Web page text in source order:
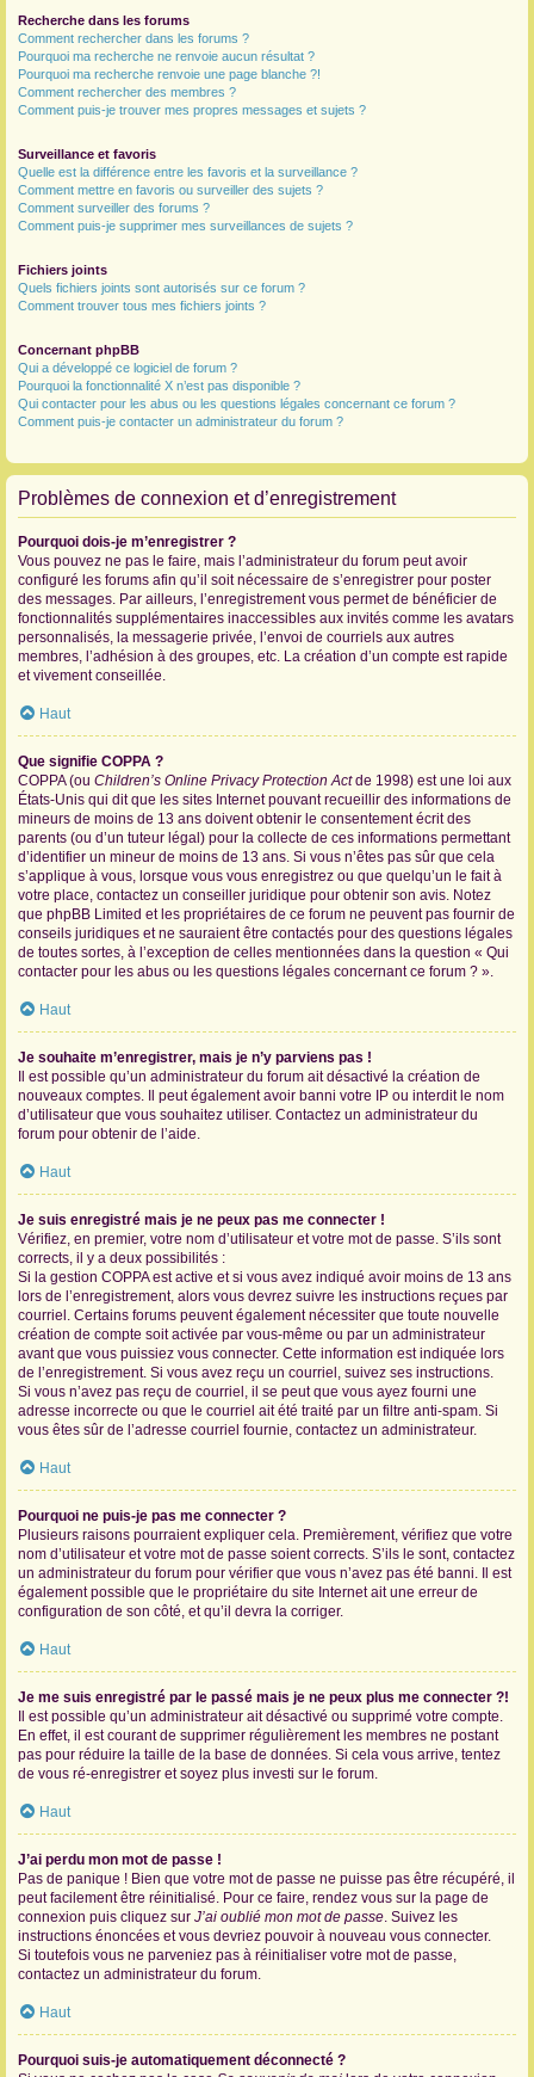
Recherche dans les forums
Comment rechercher dans les forums ?
Pourquoi ma recherche ne renvoie aucun résultat ?
Pourquoi ma recherche renvoie une page blanche ?!
Comment rechercher des membres ?
Comment puis-je trouver mes propres messages et sujets ?
Surveillance et favoris
Quelle est la différence entre les favoris et la surveillance ?
Comment mettre en favoris ou surveiller des sujets ?
Comment surveiller des forums ?
Comment puis-je supprimer mes surveillances de sujets ?
Fichiers joints
Quels fichiers joints sont autorisés sur ce forum ?
Comment trouver tous mes fichiers joints ?
Concernant phpBB
Qui a développé ce logiciel de forum ?
Pourquoi la fonctionnalité X n’est pas disponible ?
Qui contacter pour les abus ou les questions légales concernant ce forum ?
Comment puis-je contacter un administrateur du forum ?
Problèmes de connexion et d’enregistrement
Pourquoi dois-je m’enregistrer ?
Vous pouvez ne pas le faire, mais l’administrateur du forum peut avoir
configuré les forums afin qu’il soit nécessaire de s’enregistrer pour poster
des messages. Par ailleurs, l’enregistrement vous permet de bénéficier de
fonctionnalités supplémentaires inaccessibles aux invités comme les avatars
personnalisés, la messagerie privée, l’envoi de courriels aux autres
membres, l’adhésion à des groupes, etc. La création d’un compte est rapide
et vivement conseillée.
Haut
Que signifie COPPA ?
COPPA (ou Children’s Online Privacy Protection Actde 1998) est une loi aux
États-Unis qui dit que les sites Internet pouvant recueillir des informations de
mineurs de moins de 13 ans doivent obtenir le consentement écrit des
parents (ou d’un tuteur légal) pour la collecte de ces informations permettant
d’identifier un mineur de moins de 13 ans. Si vous n’êtes pas sûr que cela
s’applique à vous, lorsque vous vous enregistrez ou que quelqu’un le fait à
votre place, contactez un conseiller juridique pour obtenir son avis. Notez
que phpBB Limited et les propriétaires de ce forum ne peuvent pas fournir de
conseils juridiques et ne sauraient être contactés pour des questions légales
de toutes sortes, à l’exception de celles mentionnées dans la question « Qui
contacter pour les abus ou les questions légales concernant ce forum ? ».
Haut
Je souhaite m’enregistrer, mais je n’y parviens pas !
Il est possible qu’un administrateur du forum ait désactivé la création de
nouveaux comptes. Il peut également avoir banni votre IP ou interdit le nom
d’utilisateur que vous souhaitez utiliser. Contactez un administrateur du
forum pour obtenir de l’aide.
Haut
Je suis enregistré mais je ne peux pas me connecter !
Vérifiez, en premier, votre nom d’utilisateur et votre mot de passe. S’ils sont
corrects, il y a deux possibilités :
Si la gestion COPPA est active et si vous avez indiqué avoir moins de 13 ans
lors de l’enregistrement, alors vous devrez suivre les instructions reçues par
courriel. Certains forums peuvent également nécessiter que toute nouvelle
création de compte soit activée par vous-même ou par un administrateur
avant que vous puissiez vous connecter. Cette information est indiquée lors
de l’enregistrement. Si vous avez reçu un courriel, suivez ses instructions.
Si vous n’avez pas reçu de courriel, il se peut que vous ayez fourni une
adresse incorrecte ou que le courriel ait été traité par un filtre anti-spam. Si
vous êtes sûr de l’adresse courriel fournie, contactez un administrateur.
Haut
Pourquoi ne puis-je pas me connecter ?
Plusieurs raisons pourraient expliquer cela. Premièrement, vérifiez que votre
nom d’utilisateur et votre mot de passe soient corrects. S’ils le sont, contactez
un administrateur du forum pour vérifier que vous n’avez pas été banni. Il est
également possible que le propriétaire du site Internet ait une erreur de
configuration de son côté, et qu’il devra la corriger.
Haut
Je me suis enregistré par le passé mais je ne peux plus me connecter ?!
Il est possible qu’un administrateur ait désactivé ou supprimé votre compte.
En effet, il est courant de supprimer régulièrement les membres ne postant
pas pour réduire la taille de la base de données. Si cela vous arrive, tentez
de vous ré-enregistrer et soyez plus investi sur le forum.
Haut
J’ai perdu mon mot de passe !
Pas de panique ! Bien que votre mot de passe ne puisse pas être récupéré, il
peut facilement être réinitialisé. Pour ce faire, rendez vous sur la page de
connexion puis cliquez sur J’ai oublié mon mot de passe. Suivez les
instructions énoncées et vous devriez pouvoir à nouveau vous connecter.
Si toutefois vous ne parveniez pas à réinitialiser votre mot de passe,
contactez un administrateur du forum.
Haut
Pourquoi suis-je automatiquement déconnecté ?